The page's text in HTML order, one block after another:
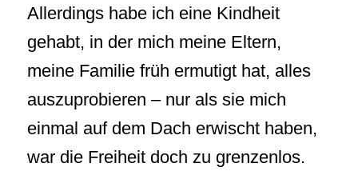
Allerdings habe ich eine Kindheit
gehabt, in der mich meine Eltern,
meine Familie früh ermutigt hat, alles
auszuprobieren – nur als sie mich
einmal auf dem Dach erwischt haben,
war die Freiheit doch zu grenzenlos.